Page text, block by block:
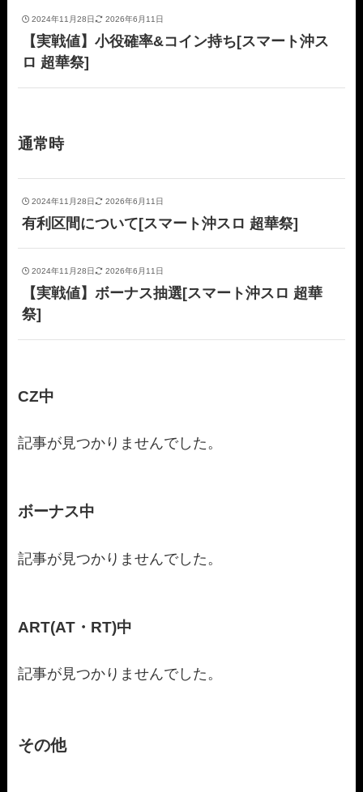
2024年11月28日 2026年6月11日
【実戦値】小役確率&コイン持ち[スマート沖ス
ロ 超華祭]
通常時
2024年11月28日 2026年6月11日
有利区間について[スマート沖スロ 超華祭]
2024年11月28日 2026年6月11日
【実戦値】ボーナス抽選[スマート沖スロ 超華
祭]
CZ中
記事が見つかりませんでした。
ボーナス中
記事が見つかりませんでした。
ART(AT・RT)中
記事が見つかりませんでした。
その他